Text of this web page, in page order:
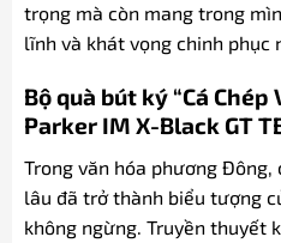
trọng mà còn mang trong
lĩnh và khát vọng chinh phục
Bộ quà bút ký “Cá
Parker IM X-Black GT
Trong văn hóa phương
lâu đã trở thành biểu tượng
không ngừng. Truyền thuyết